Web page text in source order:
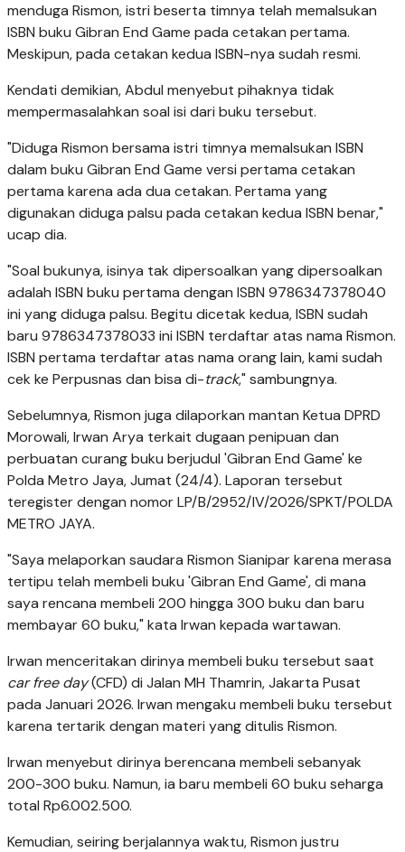
menduga Rismon, istri beserta timnya telah memalsukan
ISBN buku Gibran End Game pada cetakan pertama.
Meskipun, pada cetakan kedua ISBN-nya sudah resmi.
Kendati demikian, Abdul menyebut pihaknya tidak
mempermasalahkan soal isi dari buku tersebut.
"Diduga Rismon bersama istri timnya memalsukan ISBN
dalam buku Gibran End Game versi pertama cetakan
pertama karena ada dua cetakan. Pertama yang
digunakan diduga palsu pada cetakan kedua ISBN benar,"
ucap dia.
"Soal bukunya, isinya tak dipersoalkan yang dipersoalkan
adalah ISBN buku pertama dengan ISBN 9786347378040
ini yang diduga palsu. Begitu dicetak kedua, ISBN sudah
baru 9786347378033 ini ISBN terdaftar atas nama Rismon.
ISBN pertama terdaftar atas nama orang lain, kami sudah
cek ke Perpusnas dan bisa di-track," sambungnya.
Sebelumnya, Rismon juga dilaporkan mantan Ketua DPRD
Morowali, Irwan Arya terkait dugaan penipuan dan
perbuatan curang buku berjudul 'Gibran End Game' ke
Polda Metro Jaya, Jumat (24/4). Laporan tersebut
teregister dengan nomor LP/B/2952/IV/2026/SPKT/POLDA
METRO JAYA.
"Saya melaporkan saudara Rismon Sianipar karena merasa
tertipu telah membeli buku 'Gibran End Game', di mana
saya rencana membeli 200 hingga 300 buku dan baru
membayar 60 buku," kata Irwan kepada wartawan.
Irwan menceritakan dirinya membeli buku tersebut saat
car free day(CFD) di Jalan MH Thamrin, Jakarta Pusat
pada Januari 2026. Irwan mengaku membeli buku tersebut
karena tertarik dengan materi yang ditulis Rismon.
Irwan menyebut dirinya berencana membeli sebanyak
200-300 buku. Namun, ia baru membeli 60 buku seharga
total Rp6.002.500.
Kemudian, seiring berjalannya waktu, Rismon justru